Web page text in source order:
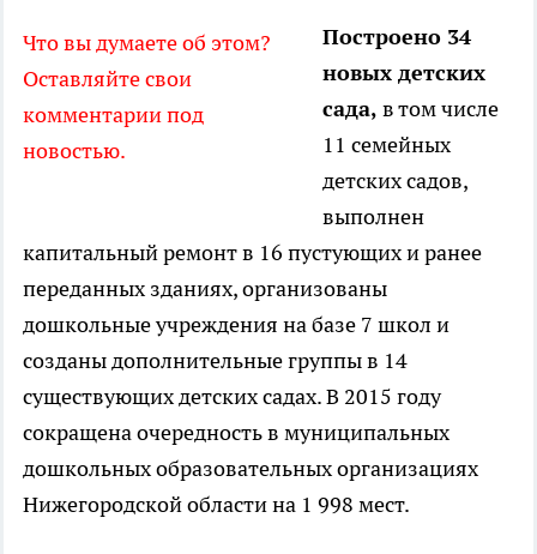
Что вы думаете об этом?
Оставляйте свои
комментарии под
новостью.
Построено 34
новых детских
сада, в том числе
11 семейных
детских садов,
выполнен
капитальный ремонт в 16 пустующих и ранее
переданных зданиях, организованы
дошкольные учреждения на базе 7 школ и
созданы дополнительные группы в 14
существующих детских садах. В 2015 году
сокращена очередность в муниципальных
дошкольных образовательных организациях
Нижегородской области на 1 998 мест.